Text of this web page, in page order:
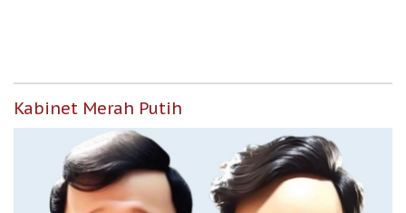
Kabinet Merah Putih